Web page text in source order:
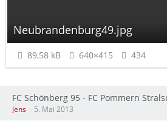
Neubrandenburg49.jpg
89,58 kB 640×415 434
FC Schönberg 95 - FC Pommern
Jens 5. Mai 2013